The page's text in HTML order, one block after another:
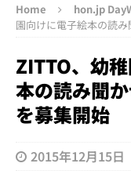
Home hon.jp
園向けに電子絵本の読
ZITTO、幼
本の読み聞
を募集開始
2015年12月15日